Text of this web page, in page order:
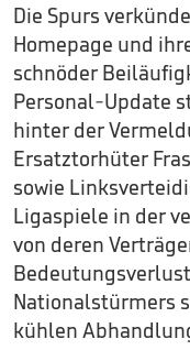
Die Spurs
Homepage und
schnöder
Personal-Update
hinter der
Ersatztorhüter
sowie
Ligaspiele in der
von deren
Nationalstürmers
kühlen